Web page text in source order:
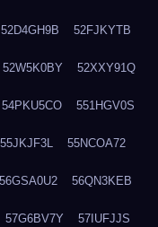
52D4GH9B 52FJKYTB
52W5K0BY 52XXY91Q
54PKU5CO 551HGV0S
55JKJF3L 55NCOA72
56GSA0U2 56QN3KEB
57G6BV7Y 57IUFJJS